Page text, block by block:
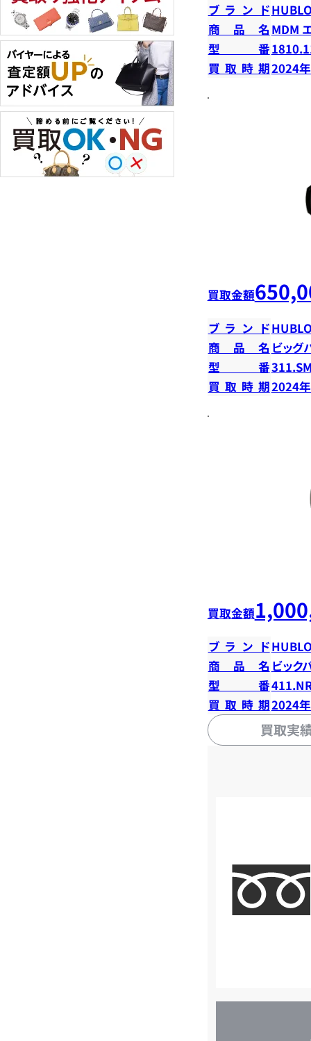
ブランド
商品名 MDM
型番
買取時期2024
買取金額
ブランド
商品名 ビッ
型番
買取時期2024
買取金額
ブランド
商品名 ビック
型番
買取時期2024
買取実